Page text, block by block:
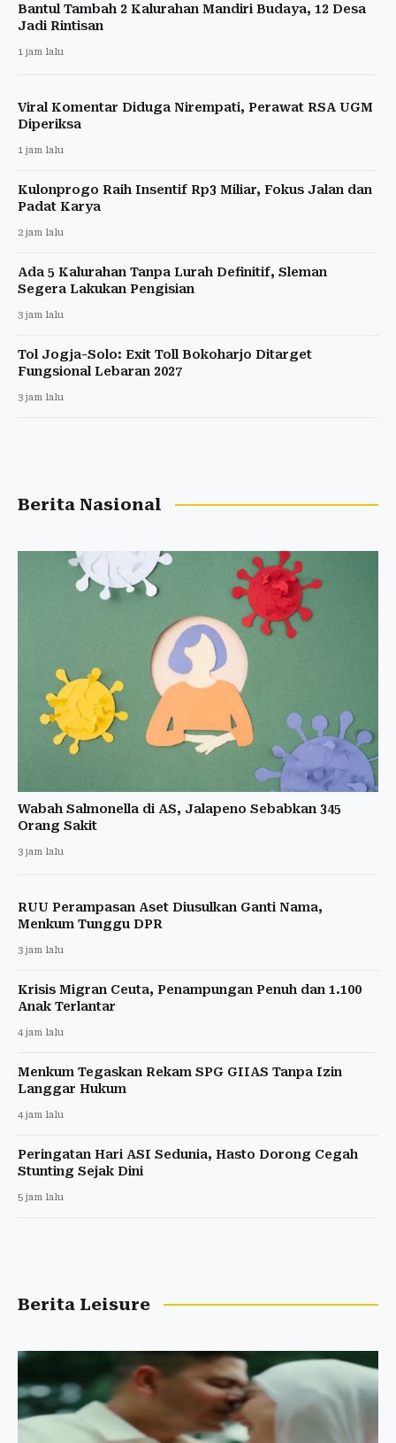
Bantul Tambah 2 Kalurahan Mandiri Budaya, 12 Desa
Jadi Rintisan
1 jam lalu
Viral Komentar Diduga Nirempati, Perawat RSA UGM
Diperiksa
1 jam lalu
Kulonprogo Raih Insentif Rp3 Miliar, Fokus Jalan dan
Padat Karya
2 jam lalu
Ada 5 Kalurahan Tanpa Lurah Definitif, Sleman
Segera Lakukan Pengisian
3 jam lalu
Tol Jogja-Solo: Exit Toll Bokoharjo Ditarget
Fungsional Lebaran 2027
3 jam lalu
Berita Nasional
Wabah Salmonella di AS, Jalapeno Sebabkan 345
Orang Sakit
3 jam lalu
RUU Perampasan Aset Diusulkan Ganti Nama,
Menkum Tunggu DPR
3 jam lalu
Krisis Migran Ceuta, Penampungan Penuh dan 1.100
Anak Terlantar
4 jam lalu
Menkum Tegaskan Rekam SPG GIIAS Tanpa Izin
Langgar Hukum
4 jam lalu
Peringatan Hari ASI Sedunia, Hasto Dorong Cegah
Stunting Sejak Dini
5 jam lalu
Berita Leisure